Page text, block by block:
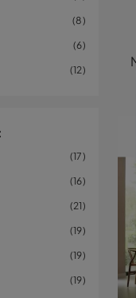
8
6
12
17
16
21
19
19
19